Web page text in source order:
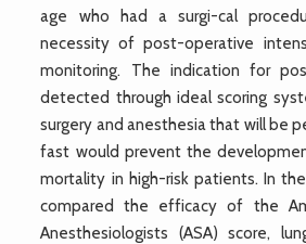
age who had a surgi-cal
necessity of post-operative
monitoring. The indication for
detected through ideal scoring
surgery and anesthesia that will be
fast would prevent the
mortality in high-risk patients. In
compared the efficacy of the
Anesthesiologists (ASA) score,